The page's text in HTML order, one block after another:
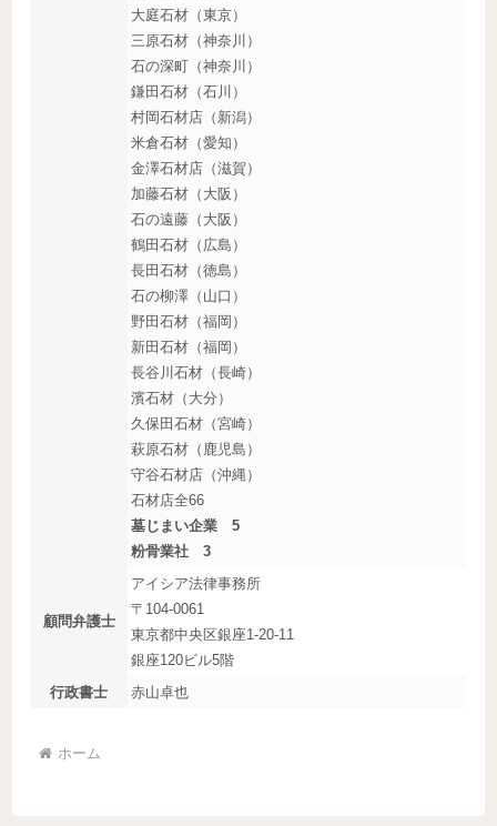
大庭石材（東京）
三原石材（神奈川）
石の深町（神奈川）
鎌田石材（石川）
村岡石材店（新潟）
米倉石材（愛知）
金澤石材店（滋賀）
加藤石材（大阪）
石の遠藤（大阪）
鶴田石材（広島）
長田石材（徳島）
石の柳澤（山口）
野田石材（福岡）
新田石材（福岡）
長谷川石材（長崎）
濱石材（大分）
久保田石材（宮崎）
萩原石材（鹿児島）
守谷石材店（沖縄）
石材店全66
墓じまい企業 5
粉骨業社 3
顧問弁護士
アイシア法律事務所
〒104-0061
東京都中央区銀座1-20-11
銀座120ビル5階
行政書士
赤山卓也
ホーム